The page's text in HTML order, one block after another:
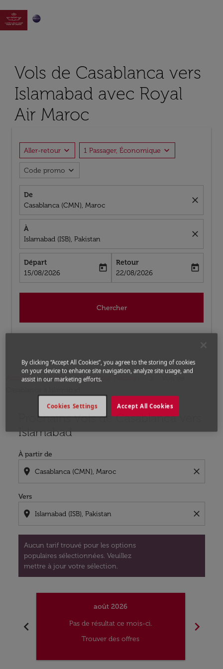

Vols de Casablanca vers
Islamabad avec Royal
Air Maroc
Aller-retour expand_more 1 Passager, Économique expand_more
Code promo expand_more
De
Casablanca (CMN), Maroc
close
À
Islamabad (ISB), Pakistan
close
Départ
fc-booking-departure-date-aria-label
15/08/2026
today
Retour
fc-booking-return-date-aria-label
22/08/2026
today
Chercher
Accueil Vols Vols pour Pakistan
Prochains Vols de Casablanca vers
Islamabad
À partir de
location_on close
Vers
location_on close
Aucun tarif trouvé pour les options
populaires sélectionnées. Veuillez
mettre à jour votre sélection.
Aucun tarif trouvé pour les options populaires
chevron_left
août 2026
Pas de résultat ce mois-ci.
Trouver des offres
chevron_right
By clicking “Accept All Cookies”, you agree to the storing of cookies
on your device to enhance site navigation, analyze site usage, and
assist in our marketing efforts.
Accept All Cookies
Cookies Settings